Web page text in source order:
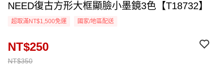
NEED復古方形大框顯臉小墨鏡3色【T18732】
超取滿NT$1,500免運 國家/地區配送
NT$350
NT$250